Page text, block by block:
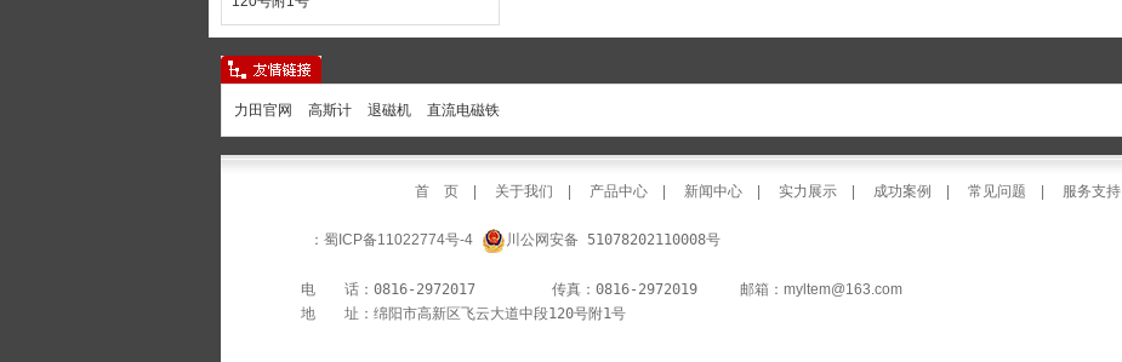
力田官网 高斯计 退磁机 直流电磁铁
首 页 关于我们 产品中心 新闻中心 实力展示 成功案例 常见问题 服务支持
：蜀ICP备11022774号-4 川公网安备 51078202110008号
        电　　话：0816-2972017         传真：0816-2972019     邮箱：
myltem@163.com
        地　　址：绵阳市高新区飞云大道中段120号附1号